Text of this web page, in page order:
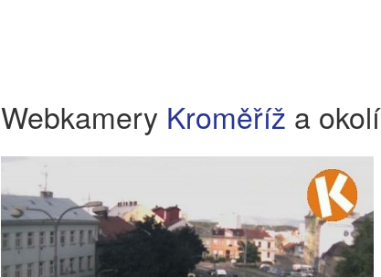
Webkamery Kroměříž a okolí